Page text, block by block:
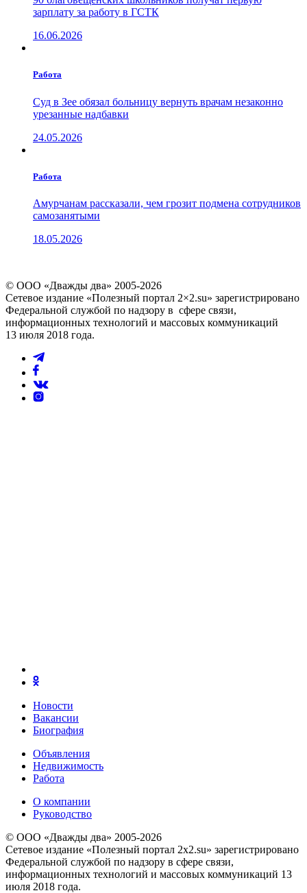
зарплату за работу в ГСТК
16.06.2026
Работа
Суд в Зее обязал больницу вернуть врачам незаконно
урезанные надбавки
24.05.2026
Работа
Амурчанам рассказали, чем грозит подмена сотрудников
самозанятыми
18.05.2026
© ООО «Дважды два» 2005-2026
Сетевое издание «Полезный портал 2×2.su» зарегистрировано
Федеральной службой по надзору в сфере связи,
информационных технологий и массовых коммуникаций
13 июля 2018 года.
Новости
Вакансии
Биография
Объявления
Недвижимость
Работа
О компании
Руководство
© ООО «Дважды два» 2005-2026
Сетевое издание «Полезный портал 2x2.su» зарегистрировано
Федеральной службой по надзору в сфере связи,
информационных технологий и массовых коммуникаций 13
июля 2018 года.